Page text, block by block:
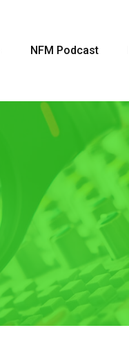
NFM Podcast